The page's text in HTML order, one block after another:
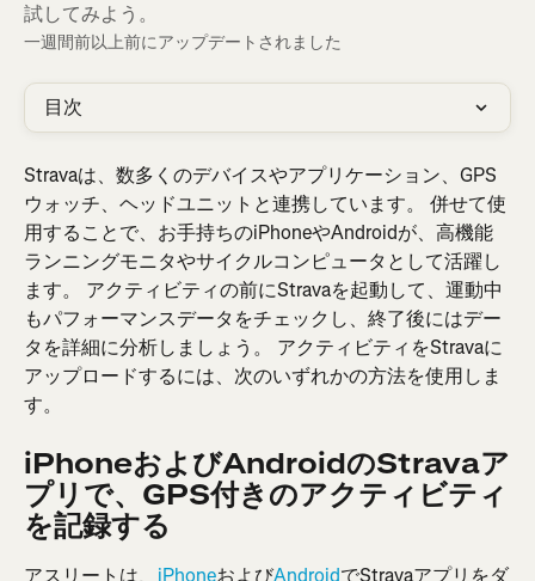
試してみよう。
一週間前以上前にアップデートされました
目次
Stravaは、数多くのデバイスやアプリケーション、GPS
ウォッチ、ヘッドユニットと連携しています。 併せて使
用することで、お手持ちのiPhoneやAndroidが、高機能
ランニングモニタやサイクルコンピュータとして活躍し
ます。 アクティビティの前にStravaを起動して、運動中
もパフォーマンスデータをチェックし、終了後にはデー
タを詳細に分析しましょう。 アクティビティをStravaに
アップロードするには、次のいずれかの方法を使用しま
す。
iPhoneおよびAndroidのStravaア
プリで、GPS付きのアクティビティ
を記録する